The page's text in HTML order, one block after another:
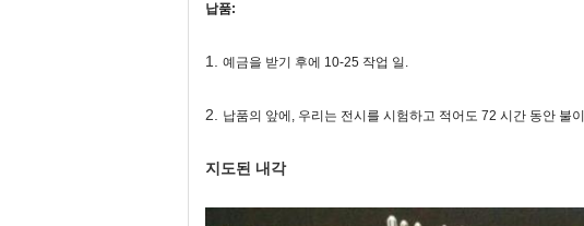
납품:
1. 예금을 받기 후에 10-25 작업 일.
2. 납품의 앞에, 우리는 전시를 시험하고 적어도 72 시간 동안 불
지도된 내각